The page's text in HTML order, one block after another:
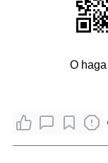
O haga